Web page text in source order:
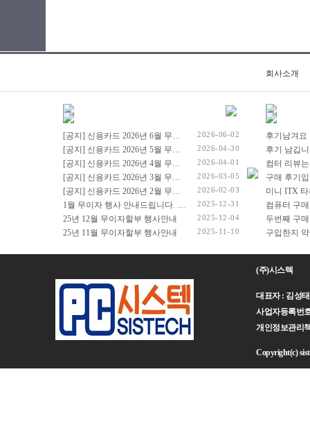
회사소개
[공지] 신용카드 2026년 6월 무이자 행사 안내드립니다. 2026-06-02
[공지] 신용카드 2026년 5월 무이자 행사 안내드립니다. 2026-04-30
[공지] 신용카드 2026년 4월 무이자 행사 안내드립니다. 2026-04-01
[공지] 신용카드 2026년 3월 무이자 행사 안내드립니다. 2026-03-05
[공지] 신용카드 2026년 2월 무이자 행사 안내드립니다. 2026-02-03
1월 무이자 행사 안내드립니다. (2026년 1월 1일 ~ 2026년 1월 31일) 2025-12-31
25년 12월 무이자할부 행사안내 2025-12-04
25년 11월 무이자할부 행사안내 2025-11-10
후기남겨요
후기 남깁
컴터 리뷰
구매 후기
컴퓨터 구
두번째 구
(주)시스텍
대표자 : 김성
사업자등록번
개인정보관리
Copyright(c)